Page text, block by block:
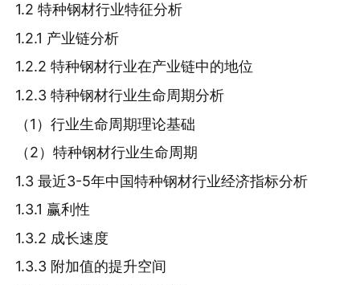
1.2 特种钢材行业特征分析
1.2.1 产业链分析
1.2.2 特种钢材行业在产业链中的地位
1.2.3 特种钢材行业生命周期分析
（1）行业生命周期理论基础
（2）特种钢材行业生命周期
1.3 最近3-5年中国特种钢材行业经济指标分析
1.3.1 赢利性
1.3.2 成长速度
1.3.3 附加值的提升空间